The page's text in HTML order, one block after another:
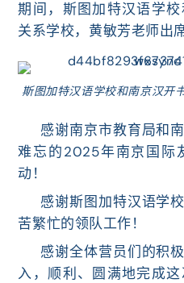
期间，斯图加特汉语学校
关系学校， 黄敏芳老师出
斯图加特汉语学校和南京汉开
感谢南京市教育局和
难忘的2025年南京国际
动！
感谢斯图加特汉语学
苦繁忙的领队工作！
感谢全体营员们的积
入，顺利、圆满地完成这